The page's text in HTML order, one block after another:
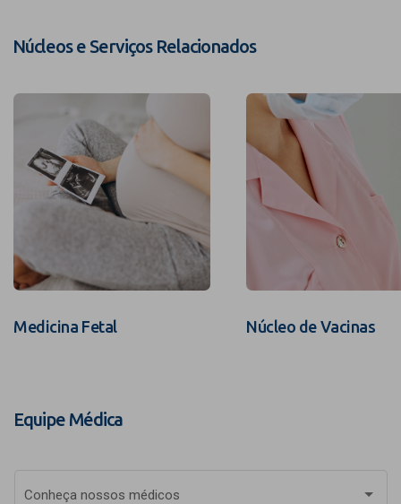
Núcleos e Serviços Relacionados
Medicina Fetal Núcleo de Vacinas
Equipe Médica
Conheça nossos médicos